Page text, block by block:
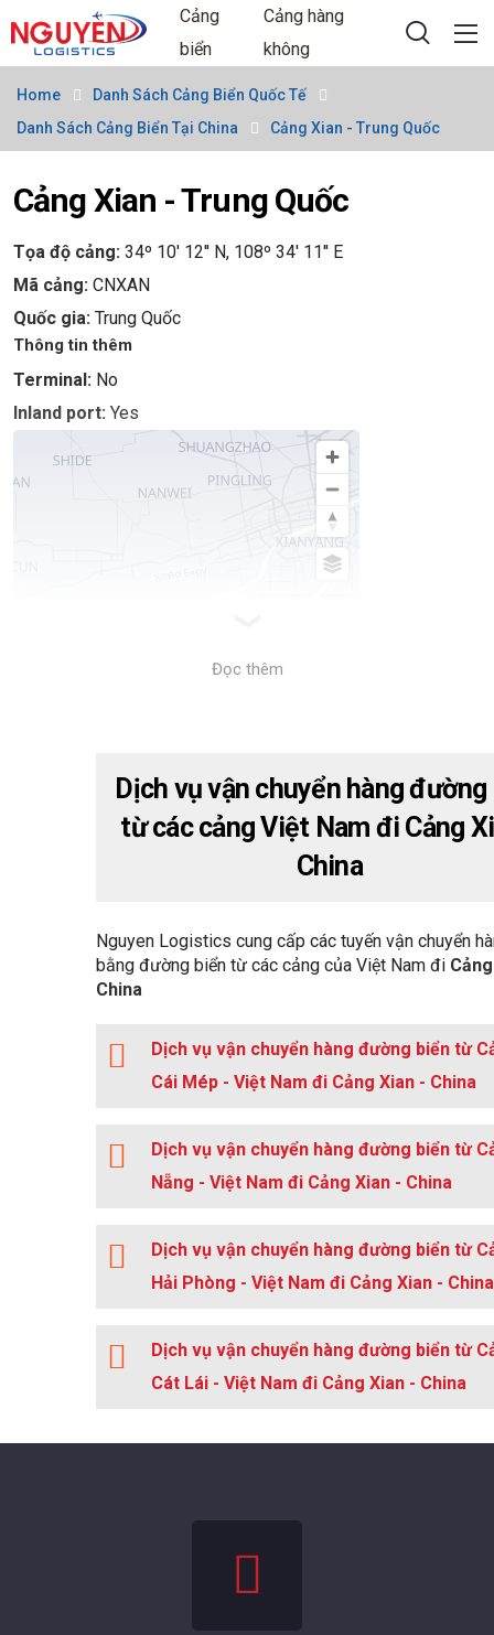
Cảng
biển
Cảng hàng
không
Home
Danh Sách Cảng Biển Quốc Tế
Danh Sách Cảng Biển Tại China
Cảng Xian - Trung Quốc
Cảng Xian - Trung Quốc
Tọa độ cảng: 34º 10' 12'' N, 108º 34' 11'' E
Mã cảng: CNXAN
Quốc gia: Trung Quốc
Thông tin thêm
Terminal: No
Inland port: Yes
Đọc thêm
Dịch vụ vận chuyển hàng
từ các cảng Việt Nam đi Cảng
China
Nguyen Logistics cung cấp các tuyến vận chuyển
bằng đường biển từ các cảng của Việt Nam đi
China
Dịch vụ vận chuyển hàng đường biển từ
Cái Mép - Việt Nam đi Cảng Xian - China
Dịch vụ vận chuyển hàng đường biển từ
Nẵng - Việt Nam đi Cảng Xian - China
Dịch vụ vận chuyển hàng đường biển từ
Hải Phòng - Việt Nam đi Cảng Xian - China
Dịch vụ vận chuyển hàng đường biển từ
Cát Lái - Việt Nam đi Cảng Xian - China